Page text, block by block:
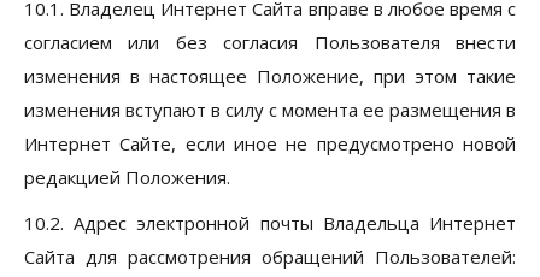
10.1. Владелец Интернет Сайта вправе в любое время с
согласием или без согласия Пользователя внести
изменения в настоящее Положение, при этом такие
изменения вступают в силу с момента ее размещения в
Интернет Сайте, если иное не предусмотрено новой
редакцией Положения.
10.2. Адрес электронной почты Владельца Интернет
Сайта для рассмотрения обращений Пользователей: